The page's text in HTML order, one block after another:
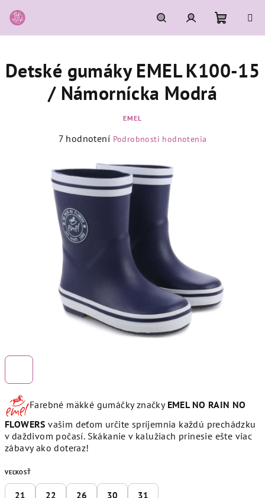
na
obsah
HľadaťPrihlásenie
košík
Farebné mäkké gumáčky značky EMEL NO RAIN NO
FLOWERS vašim deťom určite spríjemnia každú prechádzku
v daždivom počasí. Skákanie v kalužiach prinesie ešte viac
zábavy ako doteraz!
VEĽKOSŤ
21 22 26 30 31
Detské gumáky EMEL K100-15
/ Námornícka Modrá
EMEL
Priemerné
produktu
je
5,0
5
hviezdičiek.
7 hodnotení Podrobnosti hodnotenia